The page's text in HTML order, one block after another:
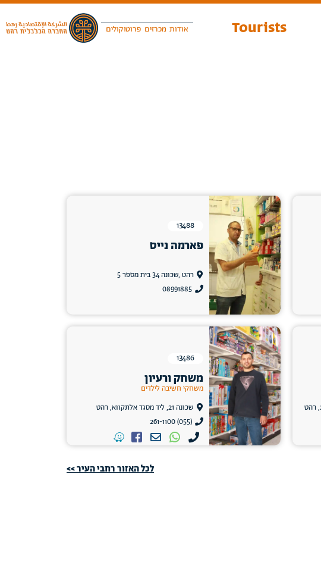
Tourists אודות מכרזים פרוטוקולים
13488
פארמה נייס
רהט ,שכונה 34 בית מספר 5
08991885
13486
משחק ורעיון
משחקי חשיבה לילדים
שכונה 21, ליד מסגד אלתקווא, רהט
(055) 261-1100
לכל האזור רחבי העיר >>